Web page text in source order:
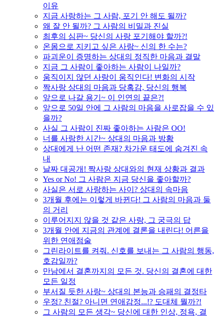
이유
지금 사랑하는 그 사람, 포기 안 해도 될까?
왜 잘 안 될까? 그 사람의 비밀과 진실
최후의 심판~ 당신의 사랑 포기해야 할까?!
온몸으로 지키고 싶은 사랑~ 신의 한 수는?
파괴운이 증명하는 상대의 정직한 마음과 결말
지금 그 사람이 좋아하는 사람이 나일까?
움직이지 않던 사랑이 움직인다! 변화의 시작
짝사랑 상대의 마음과 당혹감, 당신의 행복
앞으로 나갈 용기~ 이 인연의 끝은?!
앞으로 50일 안에 그 사람의 마음을 사로잡을 수 있
을까?
사실 그 사람이 진짜 좋아하는 사람은 OO!
너를 사랑한 시간~ 상대의 마음과 방황
상대에게 난 어떤 존재? 차가운 태도에 숨겨진 속
내
날짜 대공개! 짝사랑 상대와의 현재 상황과 결과
Yes or No! 그 사람은 지금 당신을 좋아할까?
사실은 서로 사랑하는 사이? 상대의 속마음
3개월 후에는 이렇게 바뀐다! 그 사람의 마음과 둘
의 거리
이루어지지 않을 것 같은 사랑, 그 궁극의 답
3개월 안에 지금의 관계에 결론을 내린다! 어른을
위한 연애점술
그린라이트를 켜줘. 신호를 보내는 그 사람의 행동,
호감일까?
만남에서 결혼까지의 모든 것. 당신의 결혼에 대한
모든 일정
부서질 듯한 사랑~ 상대의 본능과 승패의 결정타
우정? 친절? 아니면 연애감정...!? 도대체 뭘까?!
그 사람의 모든 생각~ 당신에 대한 인상, 정욕, 결